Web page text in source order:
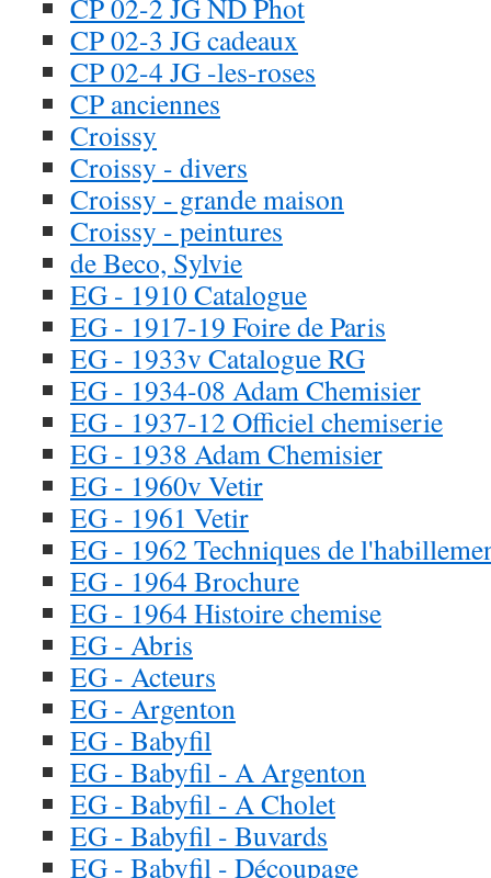
CP 02-2 JG ND Phot
CP 02-3 JG cadeaux
CP 02-4 JG -les-roses
CP anciennes
Croissy
Croissy - divers
Croissy - grande maison
Croissy - peintures
de Beco, Sylvie
EG - 1910 Catalogue
EG - 1917-19 Foire de Paris
EG - 1933v Catalogue RG
EG - 1934-08 Adam Chemisier
EG - 1937-12 Officiel chemiserie
EG - 1938 Adam Chemisier
EG - 1960v Vetir
EG - 1961 Vetir
EG - 1962 Techniques de
EG - 1964 Brochure
EG - 1964 Histoire chemise
EG - Abris
EG - Acteurs
EG - Argenton
EG - Babyfil
EG - Babyfil - A Argenton
EG - Babyfil - A Cholet
EG - Babyfil - Buvards
EG - Babyfil - Découpage